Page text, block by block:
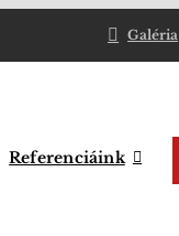
Galéria
Referenciáink